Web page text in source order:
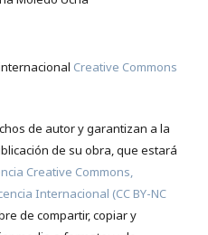
Creative Commons
de autor y garantizan a la
de su obra, que estará
Creative Commons,
Internacional (CC BY-NC
de compartir, copiar y